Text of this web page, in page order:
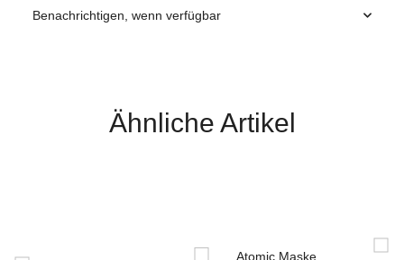
Benachrichtigen, wenn verfügbar
Ähnliche Artikel